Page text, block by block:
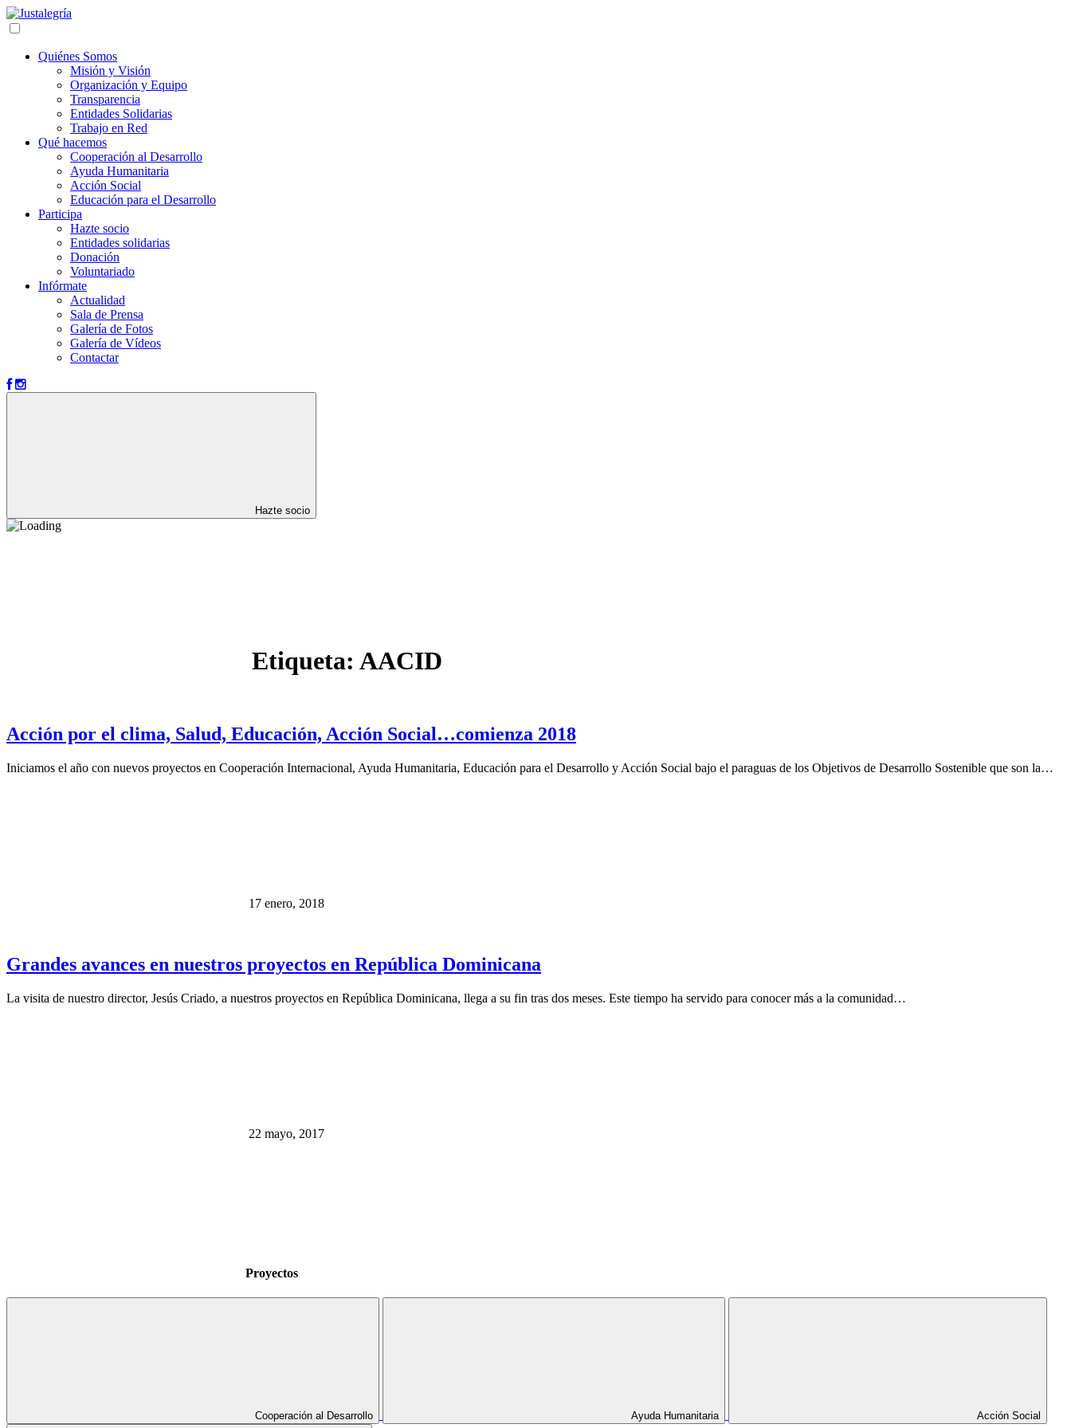
Quiénes Somos
Misión y Visión
Organización y Equipo
Transparencia
Entidades Solidarias
Trabajo en Red
Qué hacemos
Cooperación al Desarrollo
Ayuda Humanitaria
Acción Social
Educación para el Desarrollo
Participa
Hazte socio
Entidades solidarias
Donación
Voluntariado
Infórmate
Actualidad
Sala de Prensa
Galería de Fotos
Galería de Vídeos
Contactar
Hazte socio
Etiqueta: AACID
Acción por el clima, Salud, Educación, Acción Social…comienza 2018
Iniciamos el año con nuevos proyectos en Cooperación Internacional, Ayuda Humanitaria, Educación para el Desarrollo y Acción Social bajo el paraguas de los Objetivos de Desarrollo Sostenible que son la…
17 enero, 2018
Grandes avances en nuestros proyectos en República Dominicana
La visita de nuestro director, Jesús Criado, a nuestros proyectos en República Dominicana, llega a su fin tras dos meses. Este tiempo ha servido para conocer más a la comunidad…
22 mayo, 2017
Proyectos
Cooperación al Desarrollo Ayuda Humanitaria Acción Social